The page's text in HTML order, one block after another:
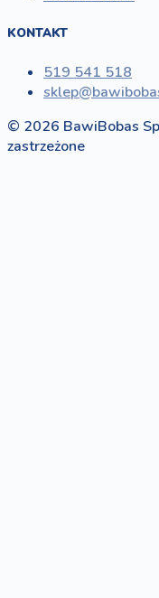
KONTAKT
519 541 518
© 2026 BawiBobas
zastrzeżone